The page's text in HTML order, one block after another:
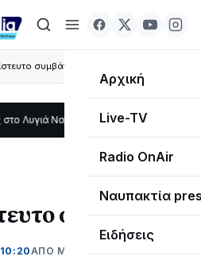
Αρχική
Live-TV
Radio OnAir
Ναυπακτία
Ειδήσεις
συμβάν!
Ναυπάκτου Σε τροχιά
συμβάν!
ΑΠΌ ΜΑΝΤΩ ΚΑΠΕΝΤΖΩΝΗ